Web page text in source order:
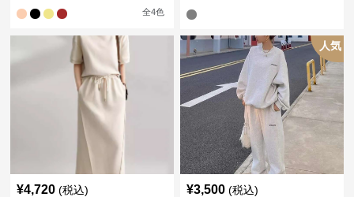
全4色
¥4,720 (税込)
人気
¥3,500 (税込)